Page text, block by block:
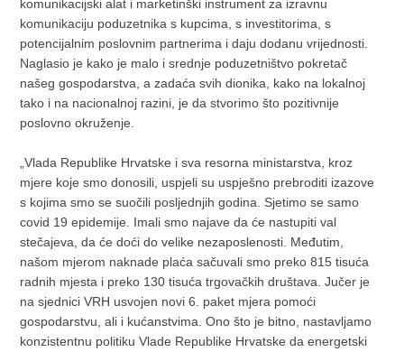
komunikacijski alat i marketinški instrument za izravnu
komunikaciju poduzetnika s kupcima, s investitorima, s
potencijalnim poslovnim partnerima i daju dodanu vrijednosti.
Naglasio je kako je malo i srednje poduzetništvo pokretač
našeg gospodarstva, a zadaća svih dionika, kako na lokalnoj
tako i na nacionalnoj razini, je da stvorimo što pozitivnije
poslovno okruženje.
„Vlada Republike Hrvatske i sva resorna ministarstva, kroz
mjere koje smo donosili, uspjeli su uspješno prebroditi izazove
s kojima smo se suočili posljednjih godina. Sjetimo se samo
covid 19 epidemije. Imali smo najave da će nastupiti val
stečajeva, da će doći do velike nezaposlenosti. Međutim,
našom mjerom naknade plaća sačuvali smo preko 815 tisuća
radnih mjesta i preko 130 tisuća trgovačkih društava. Jučer je
na sjednici VRH usvojen novi 6. paket mjera pomoći
gospodarstvu, ali i kućanstvima. Ono što je bitno, nastavljamo
konzistentnu politiku Vlade Republike Hrvatske da energetski